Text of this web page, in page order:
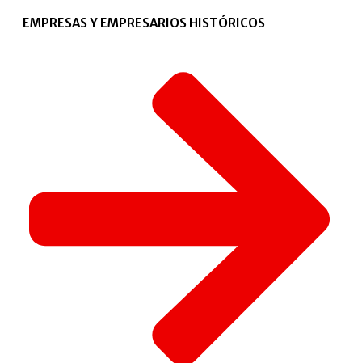
EMPRESAS Y EMPRESARIOS HISTÓRICOS